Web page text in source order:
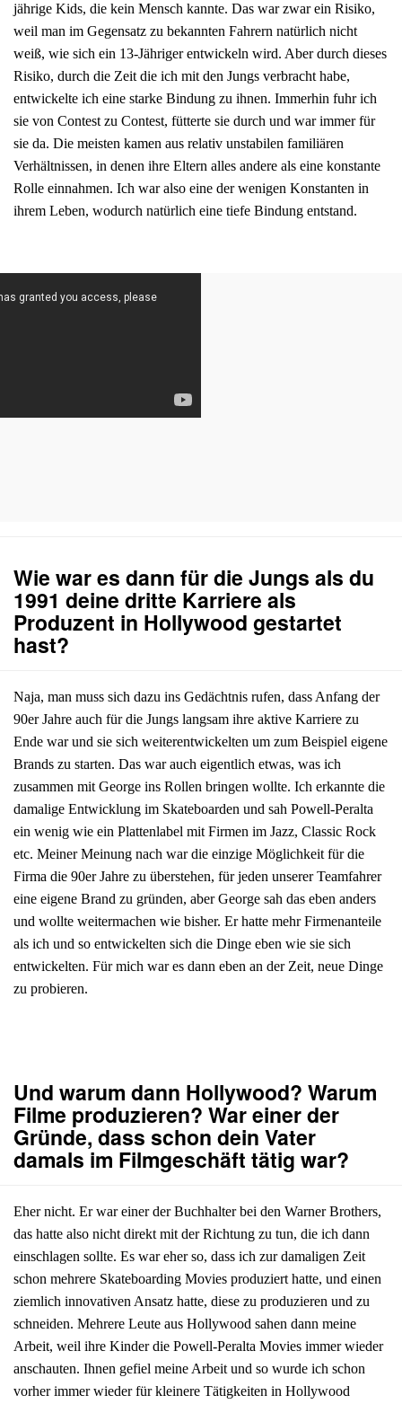
jährige Kids, die kein Mensch kannte. Das war zwar ein Risiko,
weil man im Gegensatz zu bekannten Fahrern natürlich nicht
weiß, wie sich ein 13-Jähriger entwickeln wird. Aber durch dieses
Risiko, durch die Zeit die ich mit den Jungs verbracht habe,
entwickelte ich eine starke Bindung zu ihnen. Immerhin fuhr ich
sie von Contest zu Contest, fütterte sie durch und war immer für
sie da. Die meisten kamen aus relativ unstabilen familiären
Verhältnissen, in denen ihre Eltern alles andere als eine konstante
Rolle einnahmen. Ich war also eine der wenigen Konstanten in
ihrem Leben, wodurch natürlich eine tiefe Bindung entstand.
Wie war es dann für die Jungs als du
1991 deine dritte Karriere als
Produzent in Hollywood gestartet
hast?
Naja, man muss sich dazu ins Gedächtnis rufen, dass Anfang der
90er Jahre auch für die Jungs langsam ihre aktive Karriere zu
Ende war und sie sich weiterentwickelten um zum Beispiel eigene
Brands zu starten. Das war auch eigentlich etwas, was ich
zusammen mit George ins Rollen bringen wollte. Ich erkannte die
damalige Entwicklung im Skateboarden und sah Powell-Peralta
ein wenig wie ein Plattenlabel mit Firmen im Jazz, Classic Rock
etc. Meiner Meinung nach war die einzige Möglichkeit für die
Firma die 90er Jahre zu überstehen, für jeden unserer Teamfahrer
eine eigene Brand zu gründen, aber George sah das eben anders
und wollte weitermachen wie bisher. Er hatte mehr Firmenanteile
als ich und so entwickelten sich die Dinge eben wie sie sich
entwickelten. Für mich war es dann eben an der Zeit, neue Dinge
zu probieren.
Und warum dann Hollywood? Warum
Filme produzieren? War einer der
Gründe, dass schon dein Vater
damals im Filmgeschäft tätig war?
Eher nicht. Er war einer der Buchhalter bei den Warner Brothers,
das hatte also nicht direkt mit der Richtung zu tun, die ich dann
einschlagen sollte. Es war eher so, dass ich zur damaligen Zeit
schon mehrere Skateboarding Movies produziert hatte, und einen
ziemlich innovativen Ansatz hatte, diese zu produzieren und zu
schneiden. Mehrere Leute aus Hollywood sahen dann meine
Arbeit, weil ihre Kinder die Powell-Peralta Movies immer wieder
anschauten. Ihnen gefiel meine Arbeit und so wurde ich schon
vorher immer wieder für kleinere Tätigkeiten in Hollywood